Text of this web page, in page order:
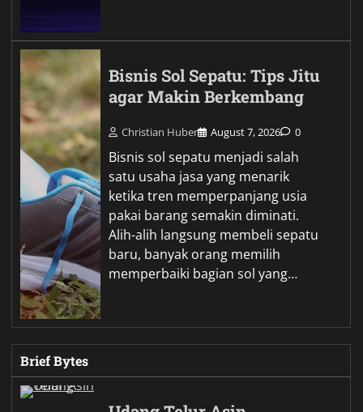
Bisnis Sol Sepatu: Tips Jitu
agar Makin Berkembang
Christian Huber August 7, 2026 0
Bisnis sol sepatu menjadi salah
satu usaha jasa yang menarik
ketika tren memperpanjang usia
pakai barang semakin diminati.
Alih-alih langsung membeli sepatu
baru, banyak orang memilih
memperbaiki bagian sol yang…
Brief Bytes